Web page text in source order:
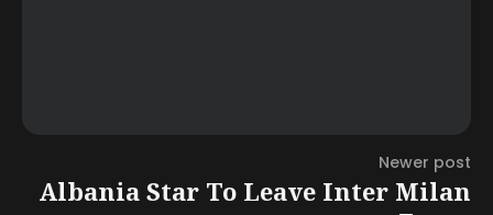
Newer post
Albania Star To Leave Inter Milan